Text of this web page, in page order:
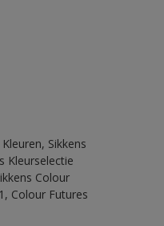
Sikkens
Kleurselectie
Colour
Colour Futures